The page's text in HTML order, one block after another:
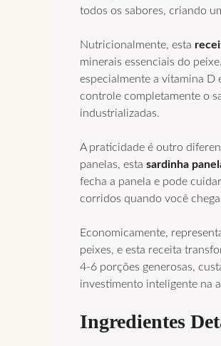
todos os sabores, criando
Nutricionalmente, esta
minerais essenciais do
especialmente a vitamina D
controle completamente o
industrializadas.
A praticidade é outro
panelas, esta sardinha
fecha a panela e pode
corridos quando você
Economicamente,
peixes, e esta receita
4-6 porções generosas,
investimento inteligente na
Ingredientes